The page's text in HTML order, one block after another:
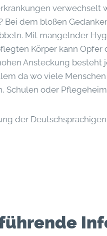
verwechselt
Bei dem bloßen
Mit mangelnder
Körper kann Opfer
Ansteckung besteht
da wo viele
Schulen oder
der